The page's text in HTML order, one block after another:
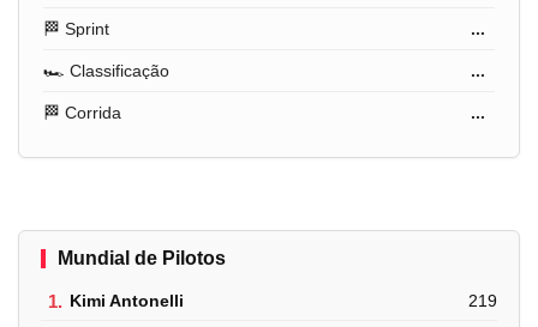
🏁 Sprint ...
🏎️ Classificação ...
🏁 Corrida ...
Mundial de Pilotos
1. Kimi Antonelli 219